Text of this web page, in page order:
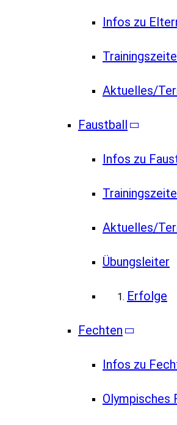
Infos zu
Aktuelles/
Faustball
Infos zu
Aktuelles/
Übungsleiter
Erfolge
Fechten
Infos zu
Olympisches